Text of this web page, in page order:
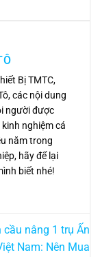
Bị TMTC,
các nội dung
người được
nghiệm cá
năm trong
hãy để lại
biết nhé!
cầu nâng 1 trụ Ấn
Nam: Nên Mua